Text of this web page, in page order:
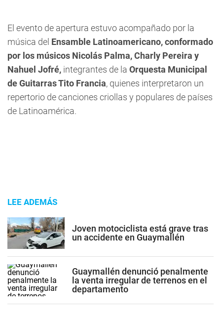
El evento de apertura estuvo acompañado por la
música del Ensamble Latinoamericano, conformado
por los músicos Nicolás Palma, Charly Pereira y
Nahuel Jofré, integrantes de la Orquesta Municipal
de Guitarras Tito Francia, quienes interpretaron un
repertorio de canciones criollas y populares de países
de Latinoamérica.
LEE ADEMÁS
Joven motociclista está grave tras
un accidente en Guaymallén
Guaymallén denunció penalmente
la venta irregular de terrenos en el
departamento